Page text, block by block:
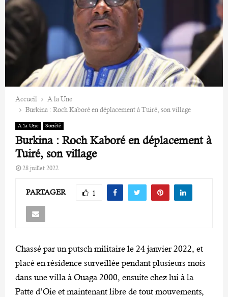
Accueil
A la Une
Burkina : Roch Kaboré en déplacement à Tuiré, son village
A la Une Société
Burkina : Roch Kaboré en déplacement à
Tuiré, son village
28 juillet 2022
PARTAGER 1
Chassé par un putsch militaire le 24 janvier 2022, et
placé en résidence surveillée pendant plusieurs mois
dans une villa à Ouaga 2000, ensuite chez lui à la
Patte d’Oie et maintenant libre de tout mouvements,